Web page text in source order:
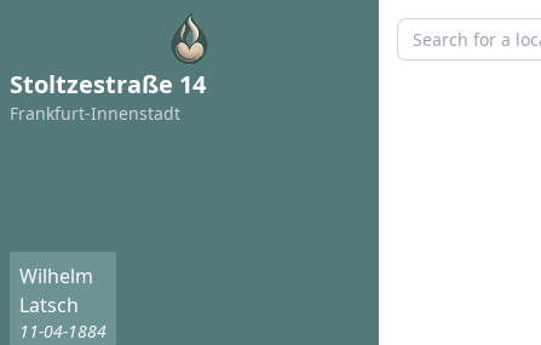
Stoltzestraße 14
Frankfurt-Innenstadt
Wilhelm
Latsch
11-04-1884